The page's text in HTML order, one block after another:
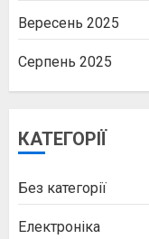
Вересень 2025
Серпень 2025
КАТЕГОРІЇ
Без категорії
Електроніка